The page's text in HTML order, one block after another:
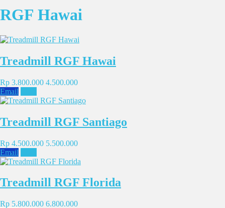
RGF Hawai
Treadmill RGF Hawai
Rp 3.800.000 4.500.000
Email
Treadmill RGF Santiago
Rp 4.500.000 5.500.000
Email
Treadmill RGF Florida
Rp 5.800.000 6.800.000